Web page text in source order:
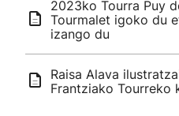
2023ko Tourra Puy
Tourmalet igoko du
izango du
Raisa Alava
Frantziako Tourreko